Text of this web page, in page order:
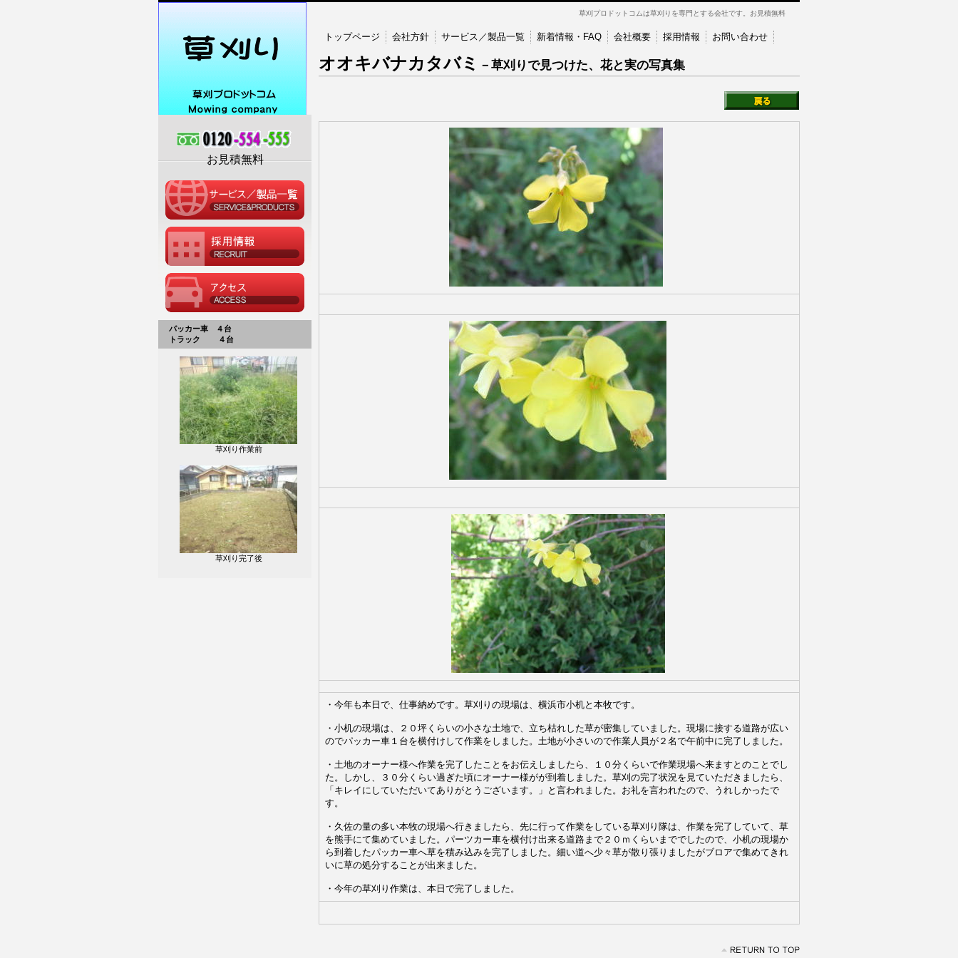
草刈プロドットコムは草刈りを専門とする会社です。お見積無料
お見積無料
オオキバナカタバミ －草刈りで見つけた、花と実の写真集
・今年も本日で、仕事納めです。草刈りの現場は、横浜市小机と本牧です。
・小机の現場は、２０坪くらいの小さな土地で、立ち枯れした草が密集していました。現場に接する道路が広い
のでパッカー車１台を横付けして作業をしました。土地が小さいので作業人員が２名で午前中に完了しました。
・土地のオーナー様へ作業を完了したことをお伝えしましたら、１０分くらいで作業現場へ来ますとのことでし
た。しかし、３０分くらい過ぎた頃にオーナー様がが到着しました。草刈の完了状況を見ていただきましたら、
「キレイにしていただいてありがとうございます。」と言われました。お礼を言われたので、うれしかったで
す。
・久佐の量の多い本牧の現場へ行きましたら、先に行って作業をしている草刈り隊は、作業を完了していて、草
を熊手にて集めていました。パーツカー車を横付け出来る道路まで２０ｍくらいまででしたので、小机の現場か
ら到着したパッカー車へ草を積み込みを完了しました。細い道へ少々草が散り張りましたがブロアで集めてきれ
いに草の処分することが出来ました。
・今年の草刈り作業は、本日で完了しました。
トップページ 会社方針 サービス／製品一覧 新着情報・FAQ 会社概要 採用情報 お問い合わせ
パッカー車 ４台
トラック ４台
草刈り作業前
草刈り完了後